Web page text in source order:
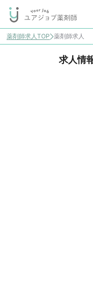
薬剤師求人TOP 薬剤師求人
求人情